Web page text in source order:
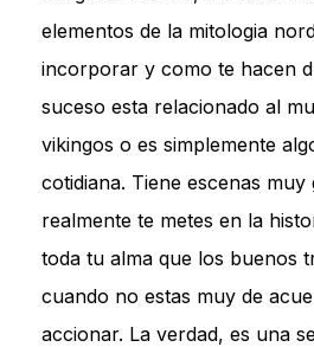
elementos de la mitologia
incorporar y como te hacen
suceso esta relacionado al
vikingos o es simplemente
cotidiana. Tiene escenas muy
realmente te metes en la
toda tu alma que los buenos
cuando no estas muy de
accionar. La verdad, es una